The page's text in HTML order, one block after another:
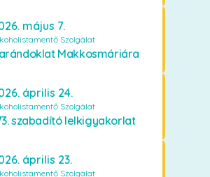
május 7.
Szolgálat
Makkosmáriára
április 24.
Szolgálat
szabadító lelkigyakorlat
április 23.
Szolgálat